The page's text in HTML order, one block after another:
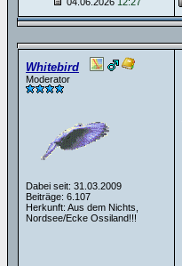
Whitebird
Moderator
Dabei seit: 31.03.2009
Beiträge: 6.107
Herkunft: Aus dem Nichts,
Nordsee/Ecke Ossiland!!!